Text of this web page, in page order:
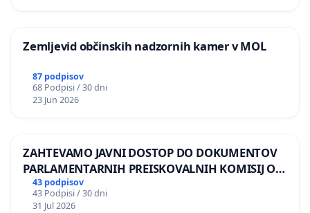
Zemljevid občinskih nadzornih kamer v MOL
87 podpisov
68 Podpisi / 30 dni
23 Jun 2026
ZAHTEVAMO JAVNI DOSTOP DO DOKUMENTOV
PARLAMENTARNIH PREISKOVALNIH KOMISIJ O
ILEGALNI TRGOVINI Z OROŽJEM
43 podpisov
43 Podpisi / 30 dni
31 Jul 2026